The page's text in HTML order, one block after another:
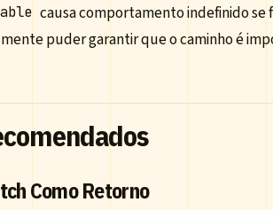
causa comportamento indefinido se
puder garantir que o caminho é
Como Retorno